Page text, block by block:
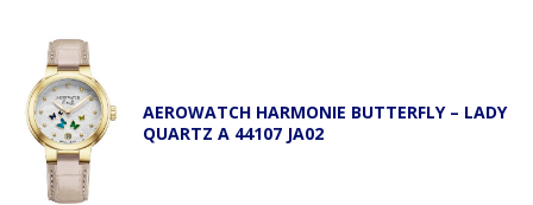
AEROWATCH HARMONIE BUTTERFLY – LADY
QUARTZ A 44107 JA02